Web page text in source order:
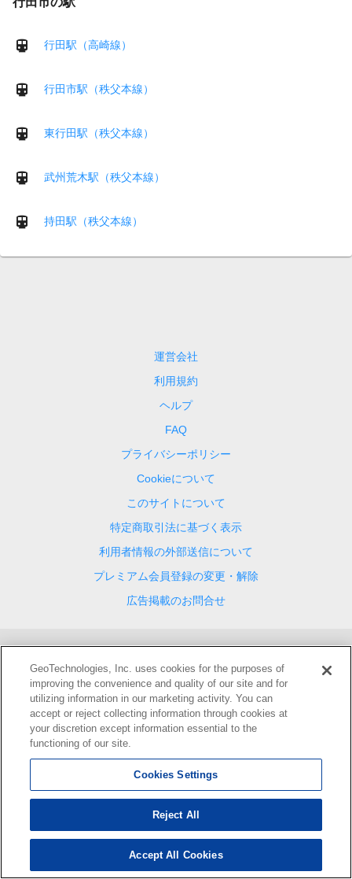
行田駅（高崎線）
行田市駅（秩父本線）
東行田駅（秩父本線）
武州荒木駅（秩父本線）
持田駅（秩父本線）
運営会社
利用規約
ヘルプ
FAQ
プライバシーポリシー
Cookieについて
このサイトについて
特定商取引法に基づく表示
利用者情報の外部送信について
プレミアム会員登録の変更・解除
広告掲載のお問合せ
都道府県から探す
北海道(東部) 北海道(西部) 青森 岩手 宮城 秋田 山形
栃木 群馬 埼玉 千葉 東京 神奈川 新潟 富山 石川
山梨 長野 岐阜 静岡 愛知 三重 滋賀 大阪 京都
和歌山 鳥取 島根 岡山
長崎
地図検索サービス
マップツール
積の計測 未来情報ランキング 住所一覧検索 郵便番号検索 駅
ジャンル一覧検索 ブックマーク
GeoTechnologies, Inc. uses cookies for the purposes of
improving the convenience and quality of our site and for
utilizing information in our marketing activity. You can
accept or reject collecting information through cookies at
your discretion except information essential to the
functioning of our site.
Cookies Settings
Reject All
Accept All Cookies